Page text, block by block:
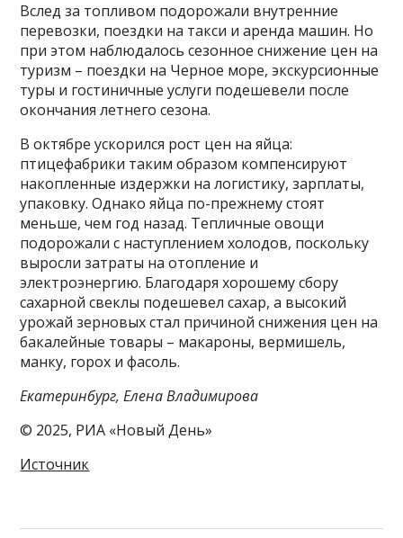
Вслед за топливом подорожали внутренние
перевозки, поездки на такси и аренда машин. Но
при этом наблюдалось сезонное снижение цен на
туризм – поездки на Черное море, экскурсионные
туры и гостиничные услуги подешевели после
окончания летнего сезона.
В октябре ускорился рост цен на яйца:
птицефабрики таким образом компенсируют
накопленные издержки на логистику, зарплаты,
упаковку. Однако яйца по-прежнему стоят
меньше, чем год назад. Тепличные овощи
подорожали с наступлением холодов, поскольку
выросли затраты на отопление и
электроэнергию. Благодаря хорошему сбору
сахарной свеклы подешевел сахар, а высокий
урожай зерновых стал причиной снижения цен на
бакалейные товары – макароны, вермишель,
манку, горох и фасоль.
Екатеринбург, Елена Владимирова
© 2025, РИА «Новый День»
Источник